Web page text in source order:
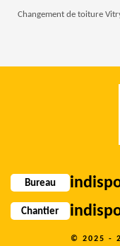
Changement de toiture
Bureau
Chantier
© 2025 -